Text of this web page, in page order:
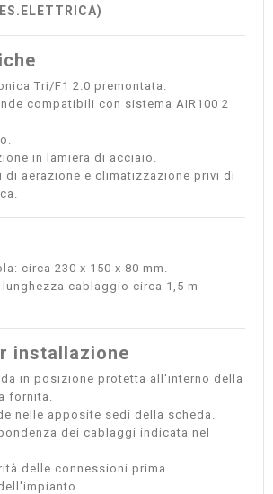
Tri/F1 2.0 premontata.
compatibili con sistema AIR100 2
in lamiera di acciaio.
di aerazione e climatizzazione privi di
circa 230 x 150 x 80 mm.
cablaggio circa 1,5 m
installazione
in posizione protetta all'interno della
fornita.
nelle apposite sedi della scheda.
dei cablaggi indicata nel
delle connessioni prima